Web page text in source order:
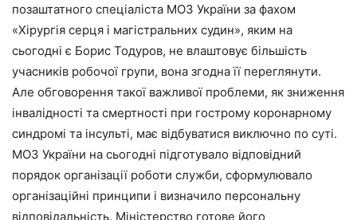
позаштатного спеціаліста МОЗ України за фахом
«Хірургія серця і магістральних судин», яким на
сьогодні є Борис Тодуров, не влаштовує більшість
учасників робочої групи, вона згодна її переглянути.
Але обговорення такої важливої проблеми, як зниження
інвалідності та смертності при гострому коронарному
синдромі та інсульті, має відбуватися виключно по суті.
МОЗ України на сьогодні підготувало відповідний
порядок організації роботи служби, сформулювало
організаційні принципи і визначило персональну
відповідальність. Міністерство готове його